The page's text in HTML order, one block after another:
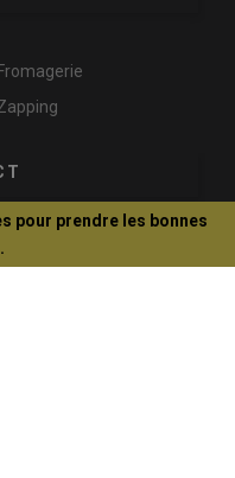
Fromagerie
pour prendre les bonnes